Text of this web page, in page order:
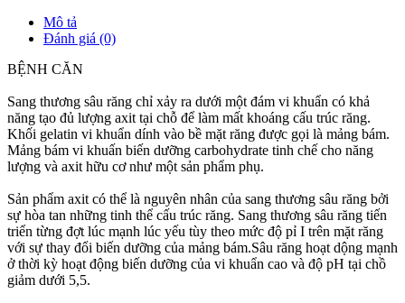
Mô tả
Đánh giá (0)
BỆNH CĂN
Sang thương sâu răng chỉ xảy ra dưới một đám vi khuẩn có khả
năng tạo đủ lượng axit tại chỗ để làm mất khoáng cấu trúc răng.
Khối gelatin vi khuẩn dính vào bề mặt răng được gọi là mảng bám.
Mảng bám vi khuấn biến dưỡng carbohydrate tinh chế cho năng
lượng và axit hữu cơ như một sản phẩm phụ.
Sản phẩm axit có thể là nguyên nhân của sang thương sâu răng bởi
sự hòa tan những tinh thể cấu trúc răng. Sang thương sâu răng tiến
triển từng đợt lúc mạnh lúc yếu tùy theo mức độ pỉ I trên mặt răng
với sự thay đổi biến dưỡng của mảng bám.Sâu răng hoạt dộng mạnh
ở thời kỳ hoạt động biến dưỡng của vi khuẩn cao và độ pH tại chồ
giảm dưới 5,5.